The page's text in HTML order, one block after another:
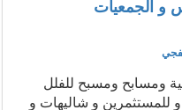
و الجمعيات
ومسابح ومسبح للفلل
للمستثمرين و شاليهات و